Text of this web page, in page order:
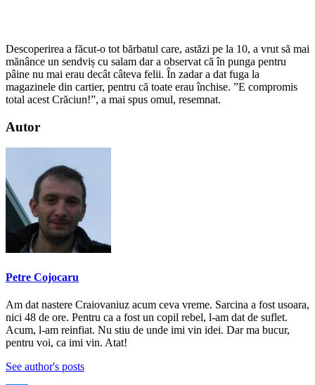
Descoperirea a făcut-o tot bărbatul care, astăzi pe la 10, a vrut să mai
mănânce un sendviș cu salam dar a observat că în punga pentru
pâine nu mai erau decât câteva felii. În zadar a dat fuga la
magazinele din cartier, pentru că toate erau închise. ”E compromis
total acest Crăciun!”, a mai spus omul, resemnat.
Autor
Petre Cojocaru
Am dat nastere Craiovaniuz acum ceva vreme. Sarcina a fost usoara,
nici 48 de ore. Pentru ca a fost un copil rebel, l-am dat de suflet.
Acum, l-am reinfiat. Nu stiu de unde imi vin idei. Dar ma bucur,
pentru voi, ca imi vin. Atat!
See author's posts